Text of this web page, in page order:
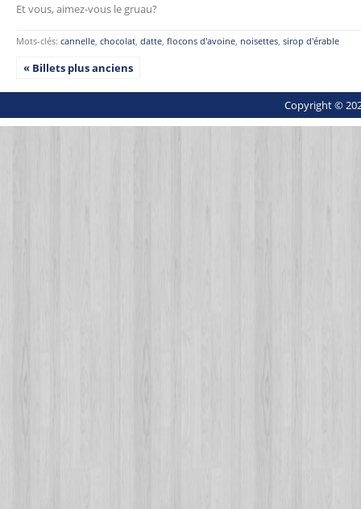
Et vous, aimez-vous le gruau?
Mots-clés: cannelle, chocolat, datte, flocons d'avoine, noisettes, sirop d'érable
« Billets plus anciens
Copyright ©